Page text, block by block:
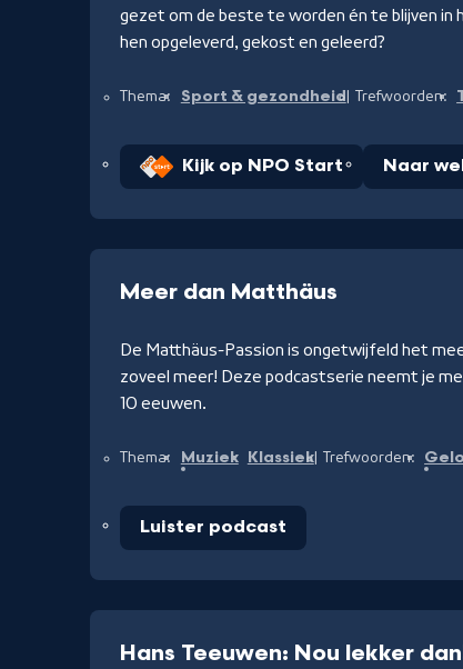
gezet om de beste te worden én te blijven in
hen opgeleverd, gekost en geleerd?
Thema: Sport & gezondheid Trefwoorden:
Kijk op NPO Start Naar
Meer dan Matthäus
De Matthäus-Passion is ongetwijfeld het
zoveel meer! Deze podcastserie neemt je
10 eeuwen.
Thema: Muziek Klassiek Trefwoorden:
Luister podcast
Hans Teeuwen: Nou lekker